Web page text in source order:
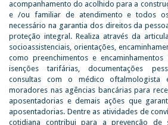
acompanhamento do acolhido para a
e /ou familiar de atendimento e todos os
necessário na garantia dos direitos da
proteção integral. Realiza através da
socioassistenciais, orientações,
como preenchimentos e
isenções tarifárias, documentações
consultas com o médico oftalmologista
moradores nas agências bancárias para
aposentadorias e demais ações que
aposentadorias. Dentre as atividades de
cotidiana contribui para a prevenção de